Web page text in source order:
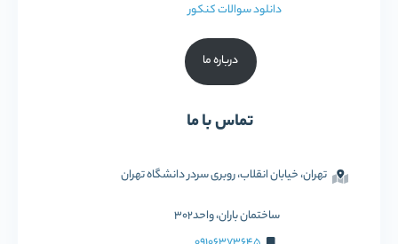
دانلود سوالات کنکور
درباره ما
تماس با ما
تهران، خیابان انقلاب، روبری سردر دانشگاه تهران
ساختمان باران، واحد302